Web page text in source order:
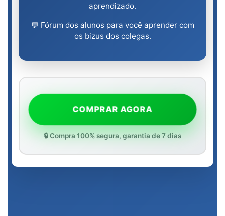
aprendizado.
💬 Fórum dos alunos para você aprender com
os bizus dos colegas.
COMPRAR AGORA
🔒 Compra 100% segura, garantia de 7 dias